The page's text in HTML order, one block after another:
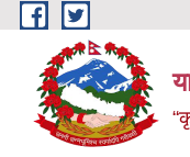
Skip to main content